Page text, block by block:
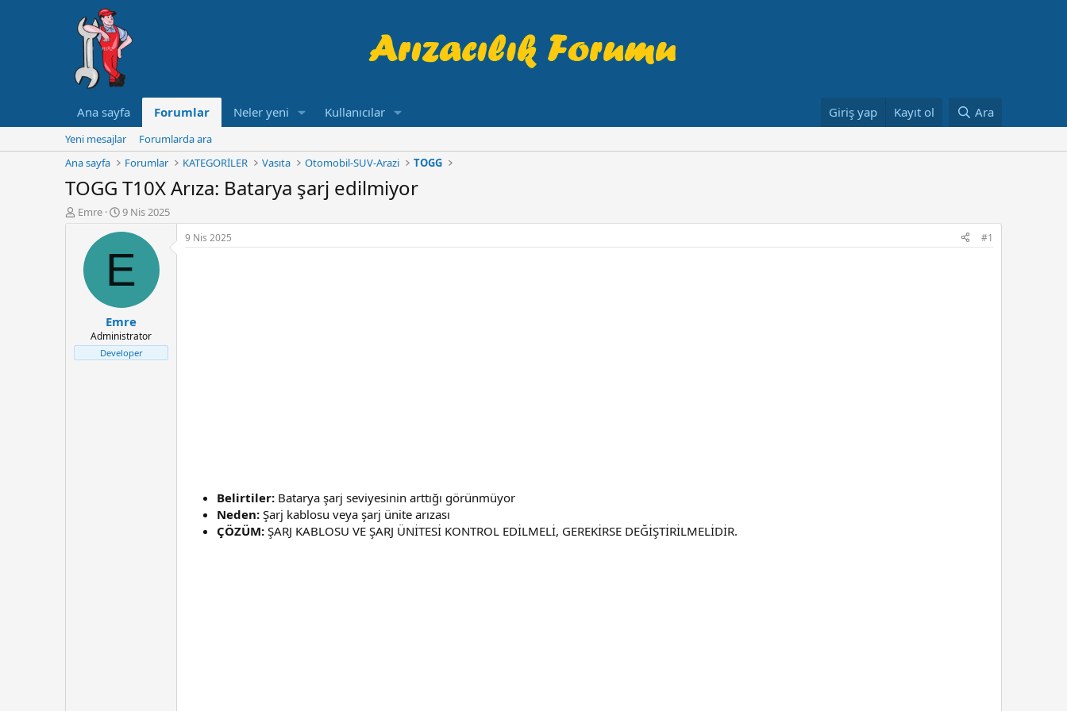
Ana sayfa Forumlar Neler yeni Kullanıcılar Giriş yap Kayıt ol Ara
Yeni mesajlar
Forumlarda ara
Ana sayfa
Forumlar KATEGORİLER Vasıta Otomobil-SUV-Arazi TOGG
TOGG T10X Arıza: Batarya şarj edilmiyor
K
Emre
B
l
a
n
ı
ç
t
a
9 Nis 2025
E
Emre
Administrator
Developer
9 Nis 2025 #1
Belirtiler: Batarya şarj seviyesinin arttığı görünmüyor
Neden: Şarj kablosu veya şarj ünite arızası
ÇÖZÜM: ŞARJ KABLOSU VE ŞARJ ÜNİTESİ KONTROL EDİLMELİ, GEREKİRSE DEĞİŞTİRİLMELİDİR.